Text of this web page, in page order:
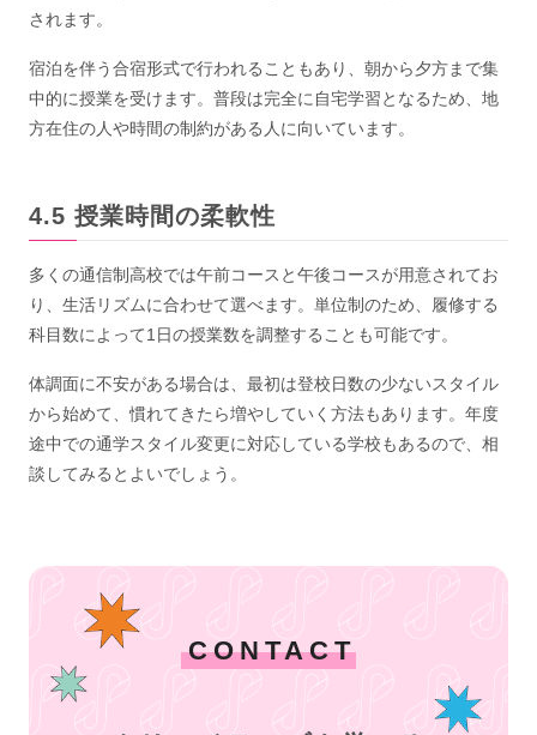
されます。
宿泊を伴う合宿形式で行われることもあり、朝から夕方まで集
中的に授業を受けます。普段は完全に自宅学習となるため、地
方在住の人や時間の制約がある人に向いています。
授業時間の柔軟性
多くの通信制高校では午前コースと午後コースが用意されてお
り、生活リズムに合わせて選べます。単位制のため、履修する
科目数によって1日の授業数を調整することも可能です。
体調面に不安がある場合は、最初は登校日数の少ないスタイル
から始めて、慣れてきたら増やしていく方法もあります。年度
途中での通学スタイル変更に対応している学校もあるので、相
談してみるとよいでしょう。
CONTACT